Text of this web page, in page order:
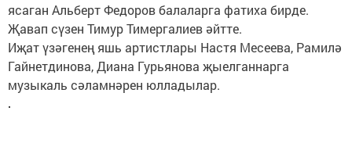
ясаган Альберт Федоров балаларга фатиха бирде.
Җавап сүзен Тимур Тимергалиев әйтте.
Иҗат үзәгенең яшь артистлары Настя Месеева, Рамилә
Гайнетдинова, Диана Гурьянова җыелганнарга
музыкаль сәламнәрен юлладылар.